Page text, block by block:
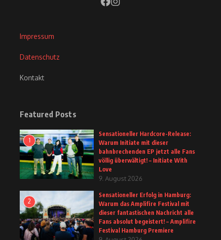
Impressum
Datenschutz
Kontakt
Featured Posts
1
Sensationeller Hardcore-Release:
Warum Initiate mit dieser
bahnbrechenden EP jetzt alle Fans
völlig überwältigt! – Initiate With
Love
9. August 2026
2
Sensationeller Erfolg in Hamburg:
Warum das Amplifire Festival mit
dieser fantastischen Nachricht alle
Fans absolut begeistert! – Amplifire
Festival Hamburg Premiere